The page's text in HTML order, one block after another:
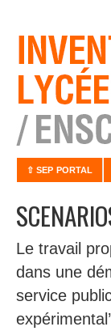
⇧ SEP PORTAL
Le travail
dans une
service